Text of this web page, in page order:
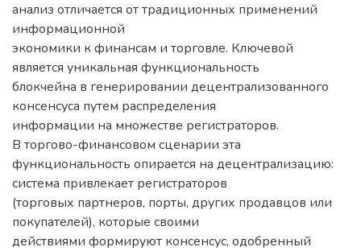
анализ отличается от традиционных применений
информационной
экономики к финансам и торговле. Ключевой
является уникальная функциональность
блокчейна в генерировании децентрализованного
консенсуса путем распределения
информации на множестве регистраторов.
В торгово-финансовом сценарии эта
функциональность опирается на децентрализацию:
система привлекает регистраторов
(торговых партнеров, порты, других продавцов или
покупателей), которые своими
действиями формируют консенсус, одобренный